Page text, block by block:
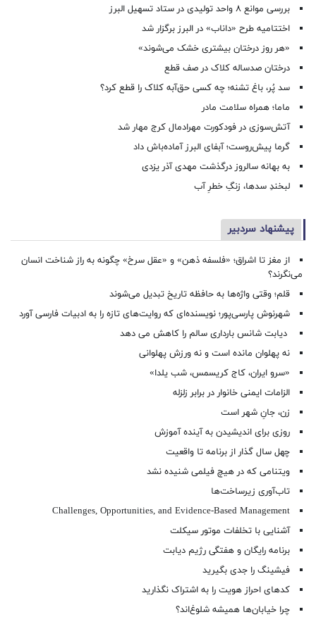
بررسی موانع ۸ واحد تولیدی در ستاد تسهیل البرز
اختتامیه طرح «داناب» در البرز برگزار شد
«هر روز درختان بیشتری خشک می‌شوند»
درختان صدساله کلاک در صف قطع
سد پُر، باغ تشنه؛ چه کسی حق‌آبه کلاک را قطع کرد؟
ماما؛ همراه سلامت مادر
آتش‌سوزی در فودکورت مهرادمال کرج مهار شد
گرما پیش‌روست؛ آبفای البرز آماده‌باش داد
به بهانه سالروز درگذشت مهدی آذر یزدی
لبخندِ سدها، زنگِ خطرِ آب
پیشنهاد سردبیر
از مغز تا اشراق؛ «فلسفه ذهن» و «عقل سرخ» چگونه به راز شناخت انسان
می‌نگرند؟
قلم؛ وقتی واژه‌ها به حافظه تاریخ تبدیل می‌شوند
شهرنوش پارسی‌پور؛ نویسنده‌ای که روایت‌های تازه را به ادبیات فارسی آورد
دیابت شانس بارداری سالم را کاهش می دهد
نه پهلوان مانده است و نه ورزش پهلوانی
«سرو ایران، کاج کریسمس، شب یلدا»
الزامات ایمنی خانوار در برابر زلزله
زن، جانِ شهر است
روزی برای اندیشیدن به آینده آموزش
چهل سال گذار از برنامه تا واقعیت
ویتنامی که در هیچ فیلمی شنیده نشد
تاب‌آوری زیرساخت‌ها
Challenges, Opportunities, and Evidence-Based Management
آشنایی با تخلفات موتور سیکلت
برنامه رایگان و هفتگی رژیم دیابت
فیشینگ را جدی بگیرید
کدهای احراز هویت را به اشتراک نگذارید
چرا خیابان‌ها همیشه شلوغ‌اند؟